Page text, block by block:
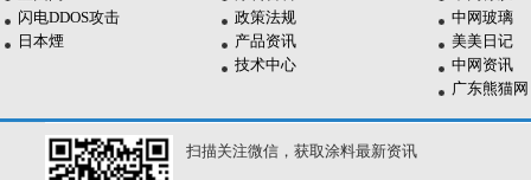
闪电DDOS攻击
日本煙
政策法规
产品资讯
技术中心
中网玻璃
美美日记
中网资讯
广东熊猫网
扫描关注微信，获取涂料最新资讯